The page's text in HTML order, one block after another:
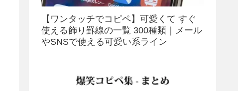
【ワンタッチでコピペ】可愛くて すぐ
使える飾り罫線の一覧 300種類｜メール
やSNSで使える可愛い系ライン